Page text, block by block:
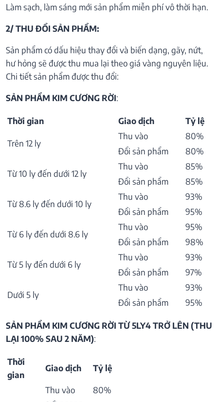
Làm sạch, làm sáng mới sản phẩm miễn phí vô thời hạn.
2/ THU ĐỔI SẢN PHẨM:
Sản phẩm có dấu hiệu thay đổi và biến dạng, gãy, nứt,
hư hỏng sẽ được thu mua lại theo giá vàng nguyên liệu.
Chi tiết sản phẩm được thu đổi:
SẢN PHẨM KIM CƯƠNG RỜI:
Thời gian Giao dịch Tỷ lệ
Trên 12 ly
Thu vào
80%
Đổi sản phẩm
80%
Từ 10 ly đến dưới 12 ly
Thu vào
85%
Đổi sản phẩm
85%
Từ 8.6 ly đến dưới 10 ly
Thu vào
93%
Đổi sản phẩm
95%
Từ 6 ly đến dưới 8.6 ly
Thu vào
95%
Đổi sản phẩm
98%
Từ 5 ly đến dưới 6 ly
Thu vào
93%
Đổi sản phẩm
97%
Dưới 5 ly
Thu vào
93%
Đổi sản phẩm
95%
SẢN PHẨM KIM CƯƠNG RỜI TỪ 5LY4 TRỞ LÊN (THU
LẠI 100% SAU 2 NĂM):
Thời
gian
Giao dịch Tỷ lệ
Thu vào
80%